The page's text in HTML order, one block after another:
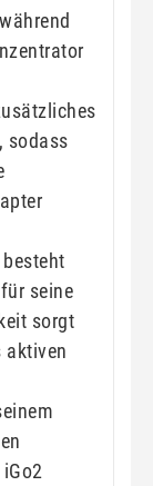
sodass
besteht
seine
sorgt
aktiven